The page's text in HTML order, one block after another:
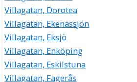
Villagatan, Dorotea
Villagatan, Ekenässjön
Villagatan, Eksjö
Villagatan, Enköping
Villagatan, Eskilstuna
Villagatan, Fagerås